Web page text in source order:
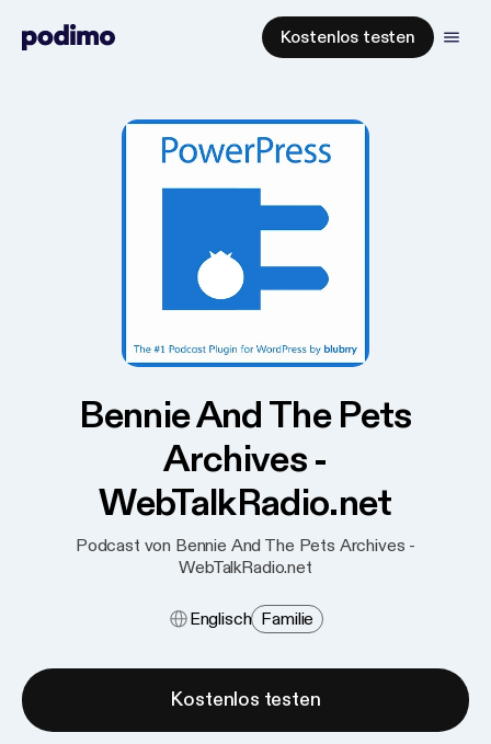
Kostenlos testen
Bennie And The Pets
Archives -
WebTalkRadio.net
Podcast von Bennie And The Pets Archives -
WebTalkRadio.net
Englisch Familie
Kostenlos testen